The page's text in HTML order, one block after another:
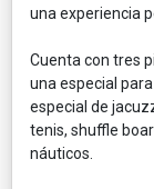
una experiencia
Cuenta con tres
una especial
especial de
tenis, shuffle
náuticos.